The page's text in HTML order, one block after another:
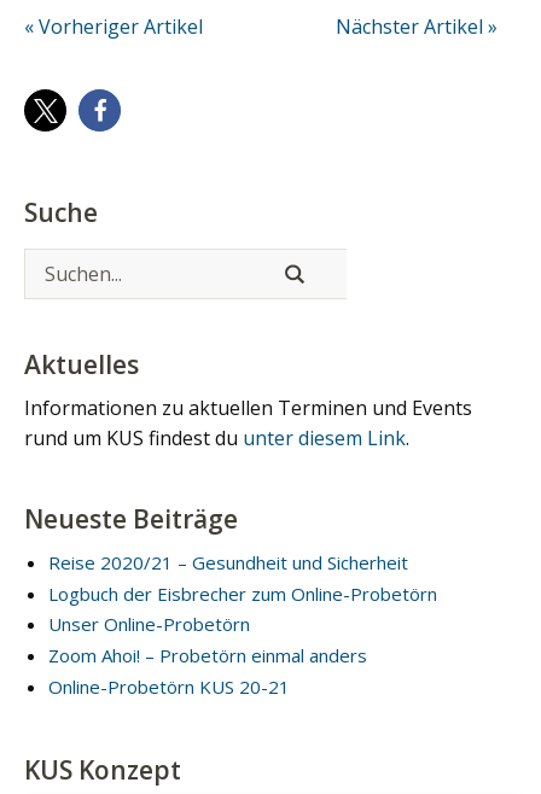
Nächster Artikel »
« Vorheriger Artikel
Suche
Aktuelles
Informationen zu aktuellen Terminen und Events
rund um KUS findest du unter diesem Link.
Neueste Beiträge
Reise 2020/21 – Gesundheit und Sicherheit
Logbuch der Eisbrecher zum Online-Probetörn
Unser Online-Probetörn
Zoom Ahoi! – Probetörn einmal anders
Online-Probetörn KUS 20-21
KUS Konzept